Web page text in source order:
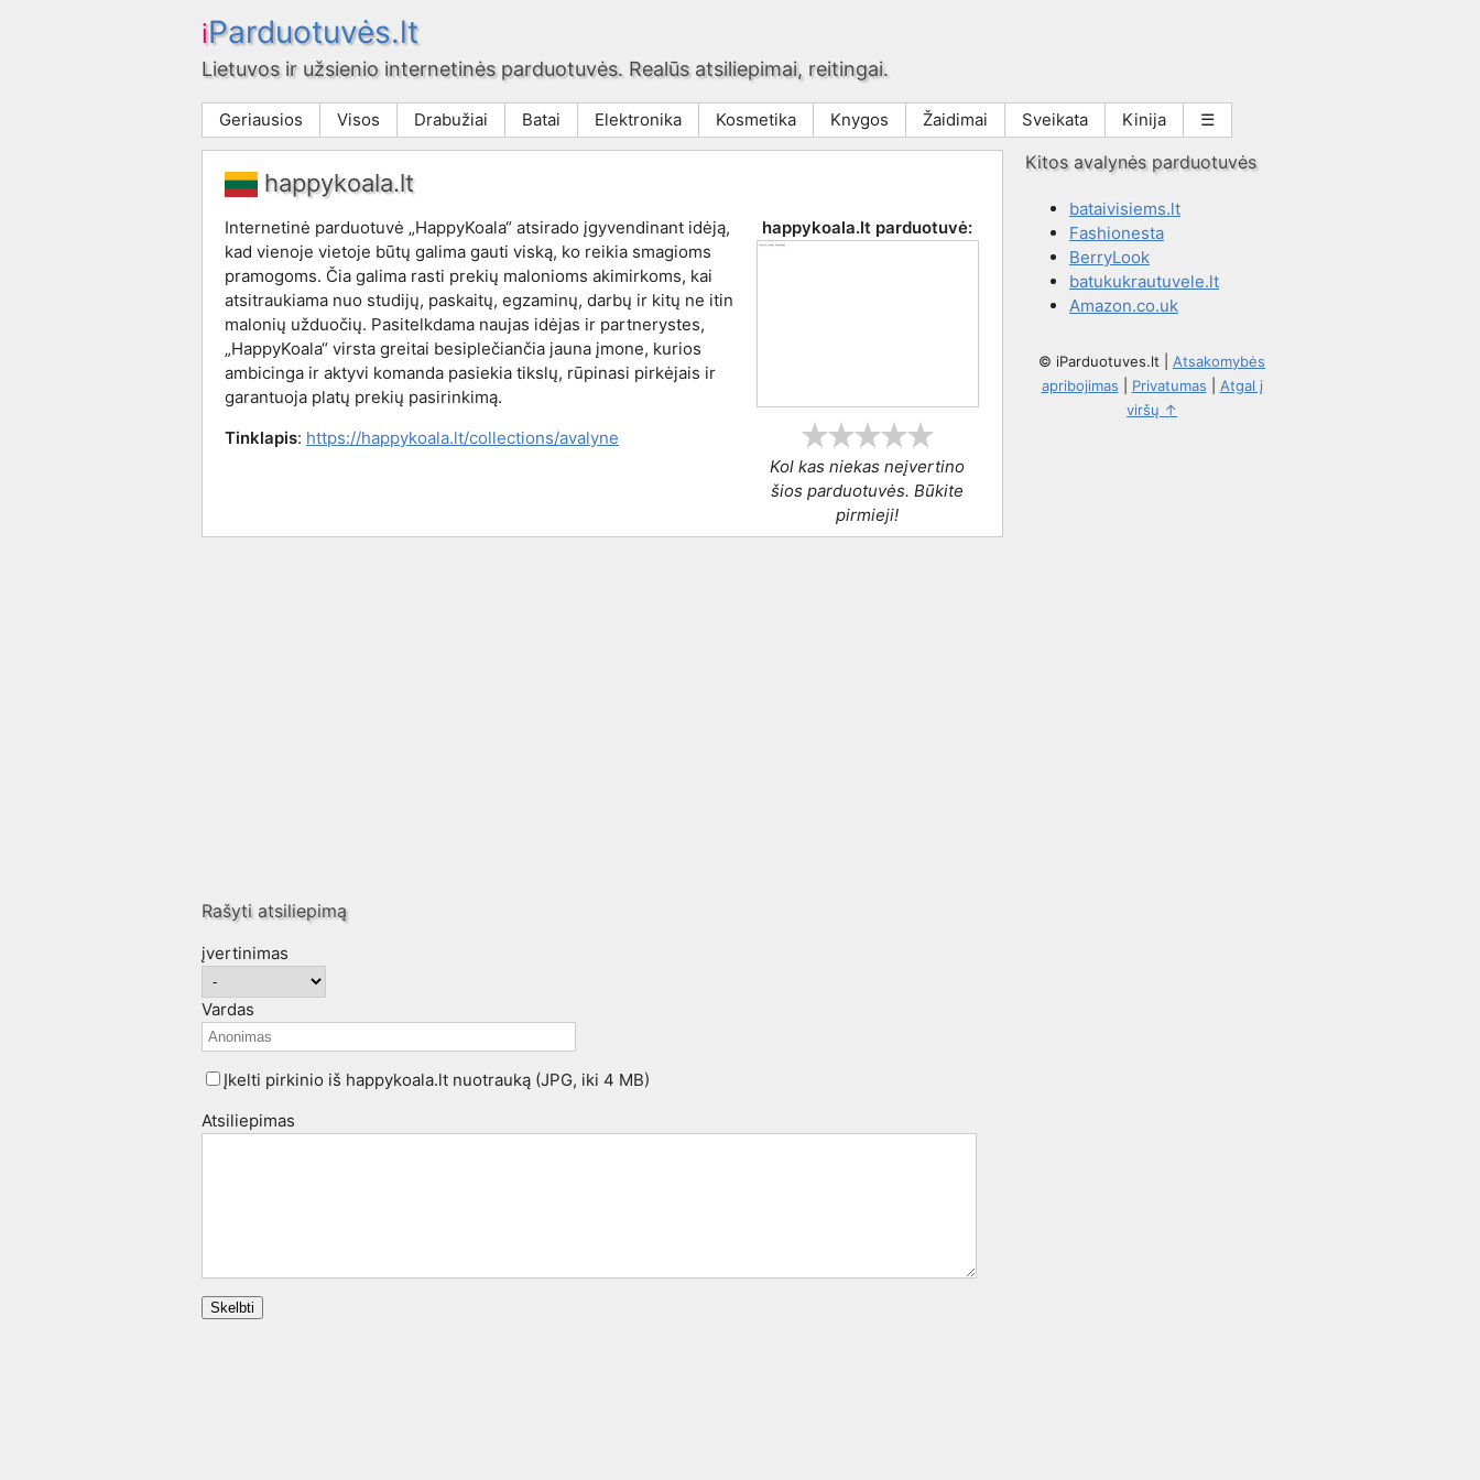
iParduotuvės.lt
Lietuvos ir užsienio internetinės parduotuvės. Realūs atsiliepimai, reitingai.
Geriausios Visos Drabužiai Batai Elektronika Kosmetika Knygos Žaidimai Sveikata Kinija ☰
happykoala.lt
happykoala.lt parduotuvė:
Kol kas niekas neįvertino
šios parduotuvės. Būkite
pirmieji!
Internetinė parduotuvė „HappyKoala“ atsirado įgyvendinant idėją,
kad vienoje vietoje būtų galima gauti viską, ko reikia smagioms
pramogoms. Čia galima rasti prekių malonioms akimirkoms, kai
atsitraukiama nuo studijų, paskaitų, egzaminų, darbų ir kitų ne itin
malonių užduočių. Pasitelkdama naujas idėjas ir partnerystes,
„HappyKoala“ virsta greitai besiplečiančia jauna įmone, kurios
ambicinga ir aktyvi komanda pasiekia tikslų, rūpinasi pirkėjais ir
garantuoja platų prekių pasirinkimą.
Tinklapis: https://happykoala.lt/collections/avalyne
Rašyti atsiliepimą
įvertinimas
Vardas
Įkelti pirkinio iš happykoala.lt nuotrauką (JPG, iki 4 MB)
Atsiliepimas
Kitos avalynės parduotuvės
bataivisiems.lt
Fashionesta
BerryLook
batukukrautuvele.lt
Amazon.co.uk
© iParduotuves.lt
Atsakomybės
apribojimas
Privatumas
Atgal į
viršų ↑